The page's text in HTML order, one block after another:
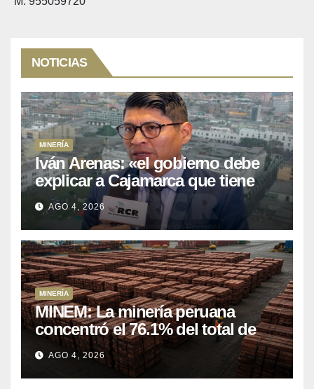
NOTICIAS
MINERÍA
Iván Arenas: «el gobierno debe
explicar a Cajamarca que tiene
US$ 16 mil millones en proyectos
mineros para salir de la pobreza
AGO 4, 2026
MINERÍA
MINEM: La minería peruana
concentró el 76.1% del total de
las exportaciones nacionales
entre enero y abril de 2026
AGO 4, 2026